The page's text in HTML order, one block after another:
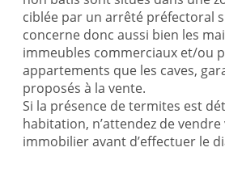
ciblée par un arrêté préfectoral
concerne donc aussi bien les
immeubles commerciaux et/ou
appartements que les caves,
proposés à la vente.
Si la présence de termites est
habitation, n’attendez de
immobilier avant d’effectuer le